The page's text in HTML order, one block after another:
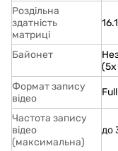
Роздільна
здатність
матриці
Байонет
(5x
Формат запису
відео
Частота запису
відео
(максимальна)
до